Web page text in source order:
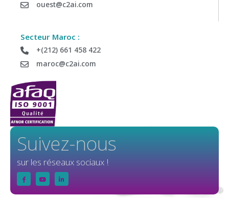
ouest@c2ai.com
Secteur Maroc :
+(212) 661 458 422
maroc@c2ai.com
Suivez-nous
sur les réseaux sociaux !
Tel :